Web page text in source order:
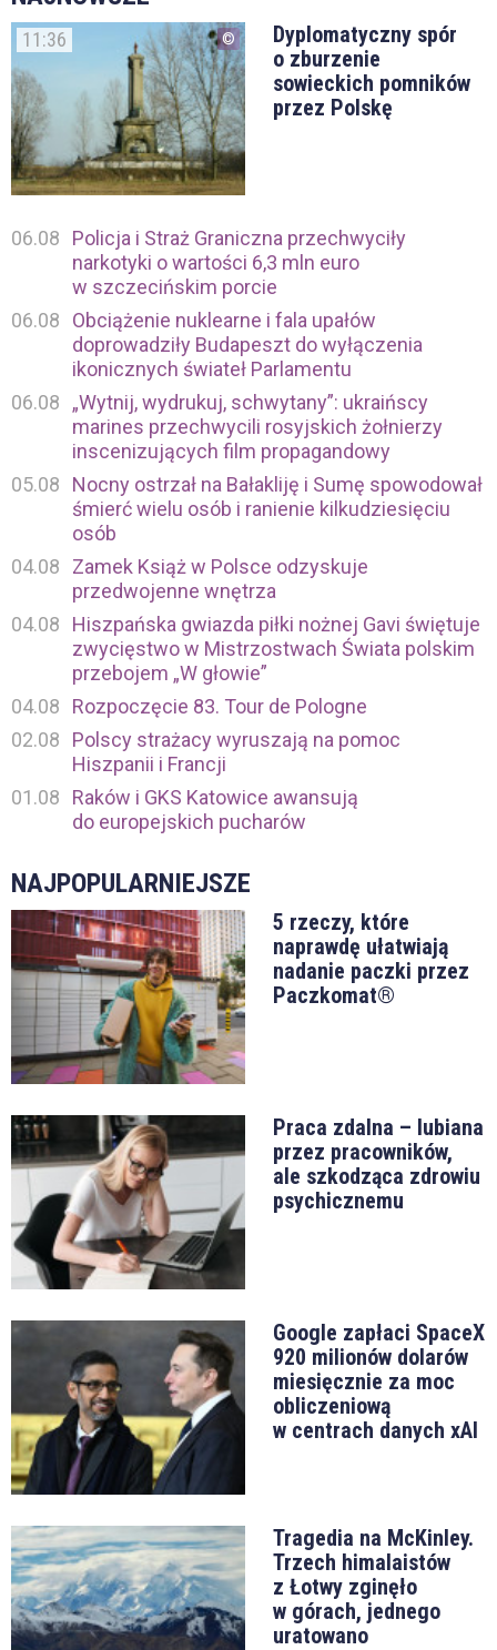
11:36
Dyplomatyczny spór
o zburzenie
sowieckich pomników
przez Polskę
06.08
Policja i Straż Graniczna przechwyciły
narkotyki o wartości 6,3 mln euro
w szczecińskim porcie
06.08
Obciążenie nuklearne i fala upałów
doprowadziły Budapeszt do wyłączenia
ikonicznych świateł Parlamentu
06.08
„Wytnij, wydrukuj, schwytany”: ukraińscy
marines przechwycili rosyjskich żołnierzy
inscenizujących film propagandowy
05.08
Nocny ostrzał na Bałakliję i Sumę spowodował
śmierć wielu osób i ranienie kilkudziesięciu
osób
04.08
Zamek Książ w Polsce odzyskuje
przedwojenne wnętrza
04.08
Hiszpańska gwiazda piłki nożnej Gavi świętuje
zwycięstwo w Mistrzostwach Świata polskim
przebojem „W głowie”
04.08
Rozpoczęcie 83. Tour de Pologne
02.08
Polscy strażacy wyruszają na pomoc
Hiszpanii i Francji
01.08
Raków i GKS Katowice awansują
do europejskich pucharów
NAJPOPULARNIEJSZE
5 rzeczy, które
naprawdę ułatwiają
nadanie paczki przez
Paczkomat®
Praca zdalna – lubiana
przez pracowników,
ale szkodząca zdrowiu
psychicznemu
Google zapłaci SpaceX
920 milionów dolarów
miesięcznie za moc
obliczeniową
w centrach danych xAI
Tragedia na McKinley.
Trzech himalaistów
z Łotwy zginęło
w górach, jednego
uratowano